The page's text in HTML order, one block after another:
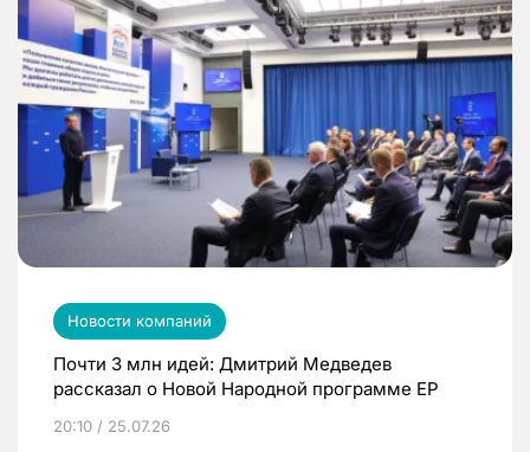
Новости компаний
Почти 3 млн идей: Дмитрий Медведев
рассказал о Новой Народной программе ЕР
20:10 / 25.07.26